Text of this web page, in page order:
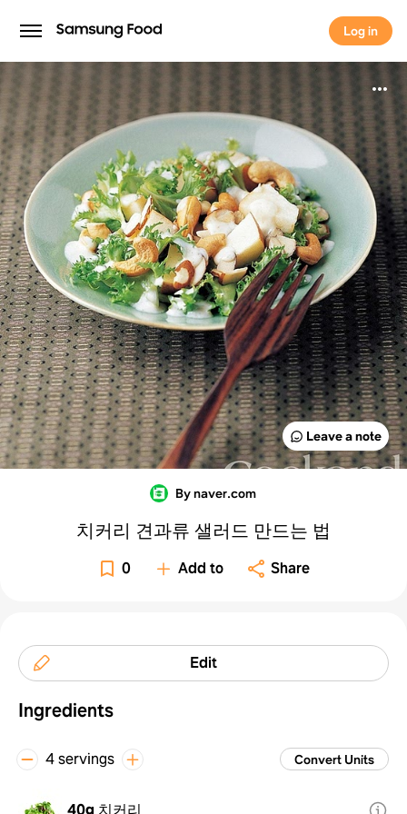
Log in
Log in
Leave a note
By naver.com
치커리 견과류 샐러드 만드는 법
0 Add to Share
Edit
Ingredients
4 servings Convert Units
40g 치커리